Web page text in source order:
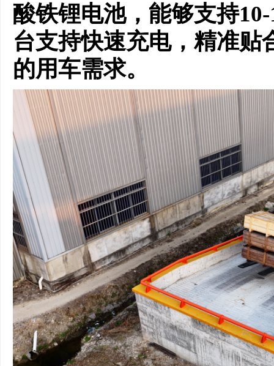
酸铁锂电池，能够支持
台支持快速充电，精准贴
的用车需求。